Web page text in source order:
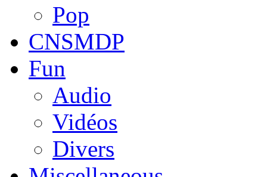
Pop
CNSMDP
Fun
Audio
Vidéos
Divers